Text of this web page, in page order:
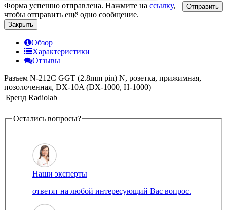
Отправить
Форма успешно отправлена. Нажмите на ссылку,
чтобы отправить ещё одно сообщение.
Закрыть
Обзор
Характеристики
Отзывы
Разъем N-212C GGT (2.8mm pin) N, розетка, прижимная,
позолоченная, DХ-10A (DX-1000, H-1000)
Бренд Radiolab
Остались вопросы?
Наши эксперты
ответят на любой интересующий Вас вопрос.